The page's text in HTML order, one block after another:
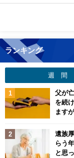
ランキング
週 間
父が
を続
ます
遺族
らう
と思